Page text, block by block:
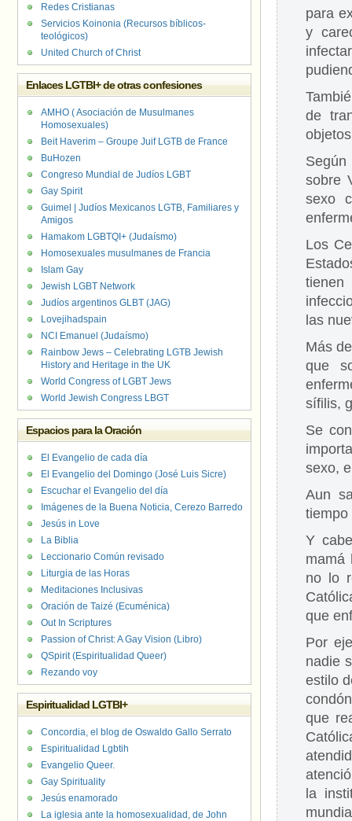
para
y
de
sobre
sexo
Los
tienen
las
Más
que
sífilis,
Se
sexo,
Aun
tiempo
Y
mamá
no lo
que
Por
nadie
estilo
que
la
Redes Cristianas
Servicios Koinonia (Recursos bíblicos-
teológicos)
United Church of Christ
Enlaces LGTBI+ de otras confesiones
AMHO ( Asociación de Musulmanes
Homosexuales)
Beit Haverim – Groupe Juif LGTB de France
BuHozen
Congreso Mundial de Judíos LGBT
Gay Spirit
Guimel | Judíos Mexicanos LGTB, Familiares y
Amigos
Hamakom LGBTQI+ (Judaísmo)
Homosexuales musulmanes de Francia
Islam Gay
Jewish LGBT Network
Judíos argentinos GLBT (JAG)
Lovejihadspain
NCI Emanuel (Judaísmo)
Rainbow Jews – Celebrating LGTB Jewish
History and Heritage in the UK
World Congress of LGBT Jews
World Jewish Congress LBGT
Espacios para la Oración
El Evangelio de cada día
El Evangelio del Domingo (José Luis Sicre)
Escuchar el Evangelio del día
Imágenes de la Buena Noticia, Cerezo Barredo
Jesús in Love
La Biblia
Leccionario Común revisado
Liturgia de las Horas
Meditaciones Inclusivas
Oración de Taizé (Ecuménica)
Out In Scriptures
Passion of Christ: A Gay Vision (Libro)
QSpirit (Espiritualidad Queer)
Rezando voy
Espiritualidad LGTBI+
Concordia, el blog de Oswaldo Gallo Serrato
Espiritualidad Lgbtih
Evangelio Queer.
Gay Spirituality
Jesús enamorado
La iglesia ante la homosexualidad, de John